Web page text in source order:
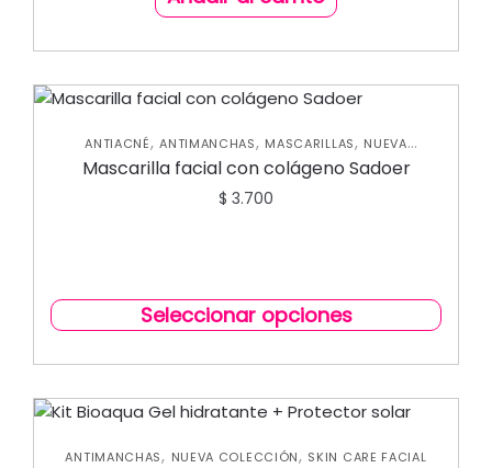
ANTIACNÉ,ANTIMANCHAS, MASCARILLAS, NUEVA
COLECCIÓN
SKIN CARE FACIAL
Mascarilla facial con colágeno Sadoer
$ 3.700
Seleccionar opciones
ANTIMANCHAS, NUEVA COLECCIÓN, SKIN CARE FACIAL